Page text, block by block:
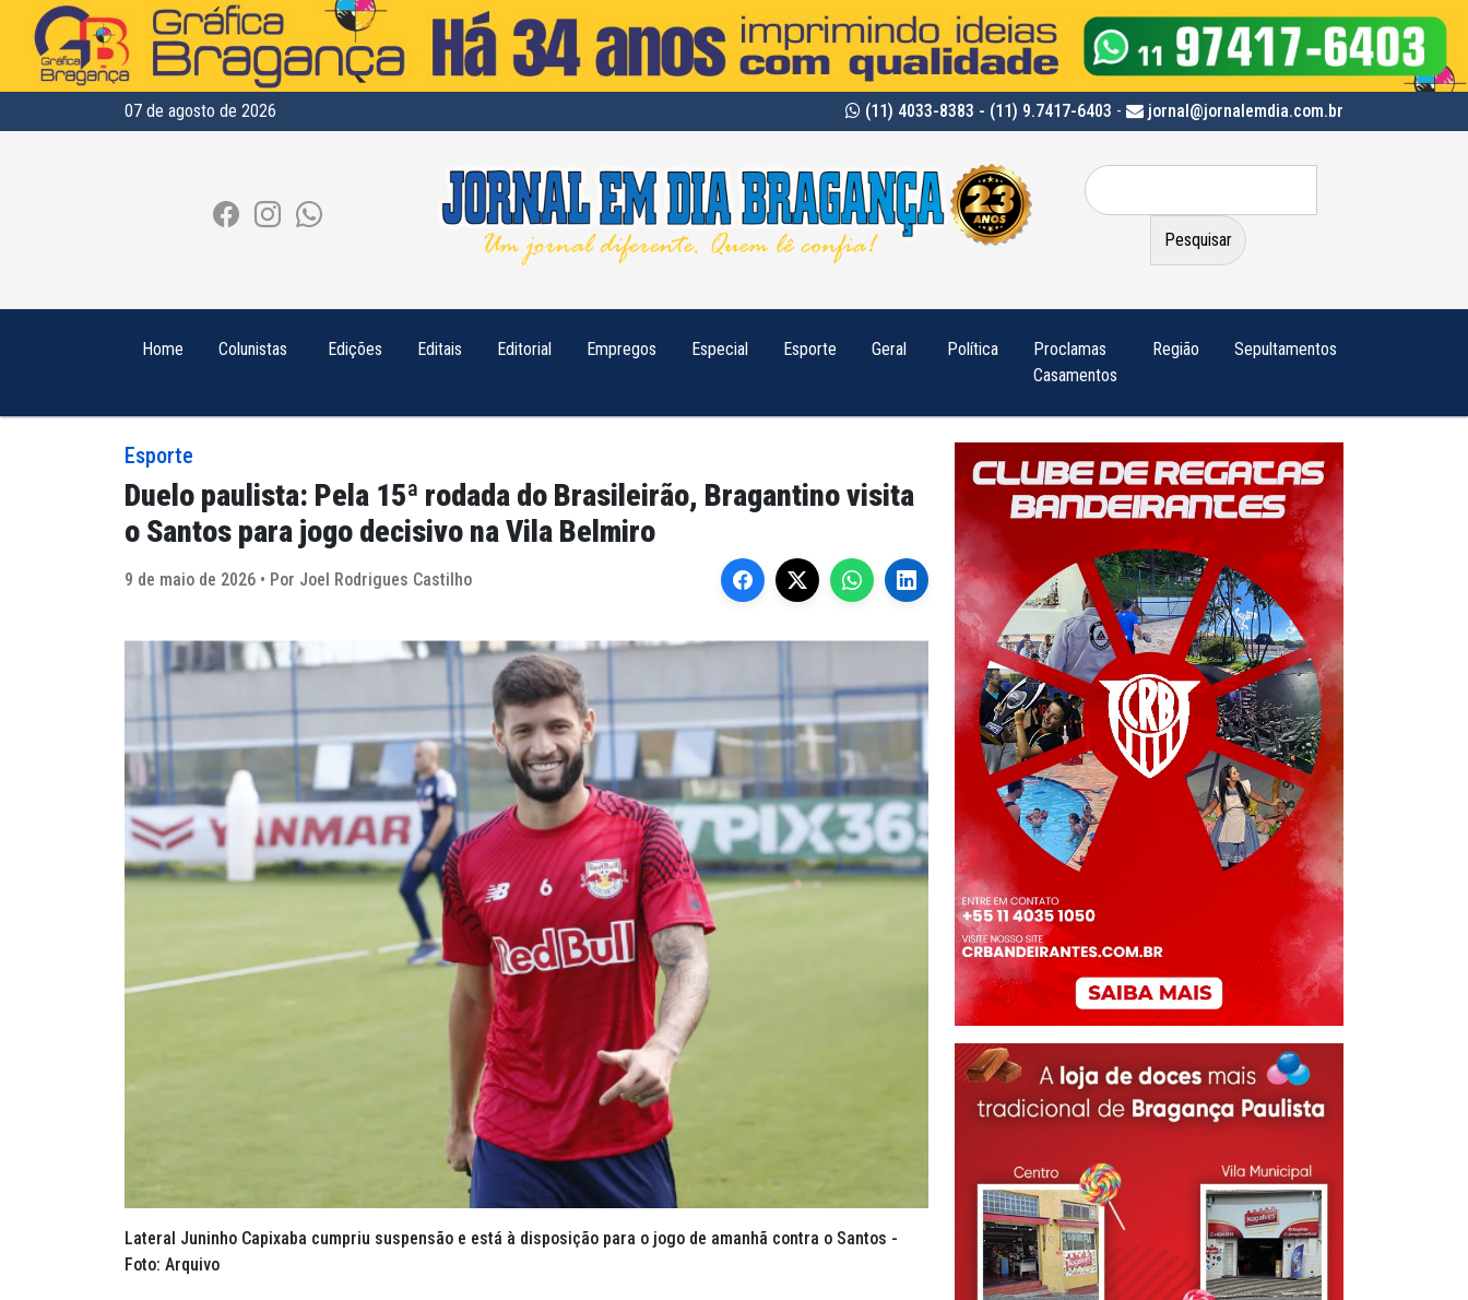
07 de agosto de 2026 (11) 4033-8383 - (11) 9.7417-6403 - jornal@jornalemdia.com.br
Pesquisar
por:
Home Colunistas Edições Editais Editorial Empregos Especial Esporte Geral Política
Proclamas
Casamentos
Região Sepultamentos
Esporte
Duelo paulista: Pela 15ª rodada do Brasileirão, Bragantino visita
o Santos para jogo decisivo na Vila Belmiro
9 de maio de 2026 • Por Joel Rodrigues Castilho
Lateral Juninho Capixaba cumpriu suspensão e está à disposição para o jogo de amanhã contra o Santos -
Foto: Arquivo